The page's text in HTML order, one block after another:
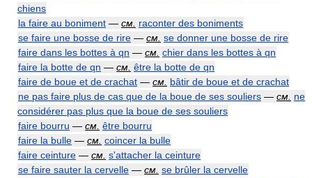
chiens
la faire au boniment — см. raconter des boniments
se faire une bosse de rire — см. se donner une bosse de rire
faire dans les bottes à qn — см. chier dans les bottes à qn
faire la botte de qn — см. être la botte de qn
faire de boue et de crachat — см. bâtir de boue et de crachat
ne pas faire plus de cas que de la boue de ses souliers — см. ne
considérer pas plus que la boue de ses souliers
faire bourru — см. être bourru
faire la bulle — см. coincer la bulle
faire ceinture — см. s'attacher la ceinture
se faire sauter la cervelle — см. se brûler la cervelle